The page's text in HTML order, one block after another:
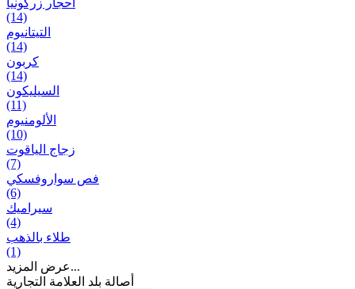
(14)
التيتانيوم
(14)
كربون
(14)
السيليكون
(11)
الألومنيوم
(10)
زجاج الياقوت
(7)
فص سواروفسكي
(6)
سيراميك
(4)
طلاء بالذهب
(1)
عرض المزيد...
أصالة بلد العلامة التجارية